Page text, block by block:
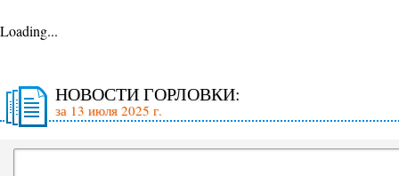
Loading...
НОВОСТИ ГОРЛОВКИ:
за 13 июля 2025 г.